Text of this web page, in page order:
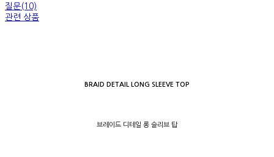
질문(10)
관련 상품
BRAID DETAIL LONG SLEEVE TOP
브레이드 디테일 롱 슬리브 탑